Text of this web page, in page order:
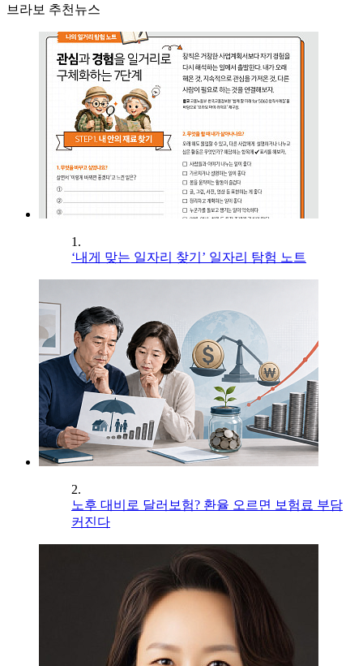
브라보 추천뉴스
1.
‘내게 맞는 일자리 찾기’ 일자리 탐험 노트
2.
노후 대비로 달러보험? 환율 오르면 보험료 부담
커진다